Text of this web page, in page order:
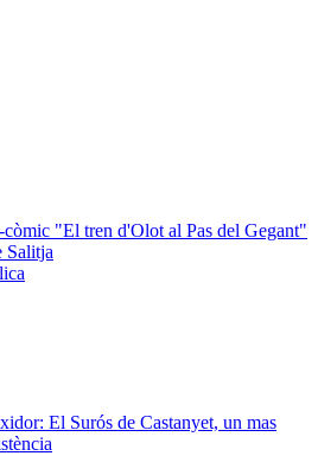
còmic "El tren d'Olot al Pas del Gegant"
Salitja
El Surós de Castanyet, un mas